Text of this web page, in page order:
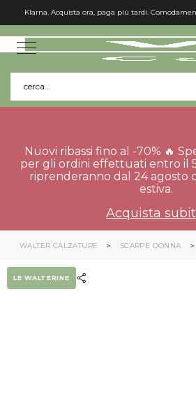
Klarna. Acquista ora, paga più tardi.
cerca...
Nuovi ribassi fino al -70% 🔥
per gli ordini effettuati entro il
riprenderanno dal 24 agosto
estiva.
Acquista
WALTER CALZATURE SCARPE DONNA
LE WALTERINE